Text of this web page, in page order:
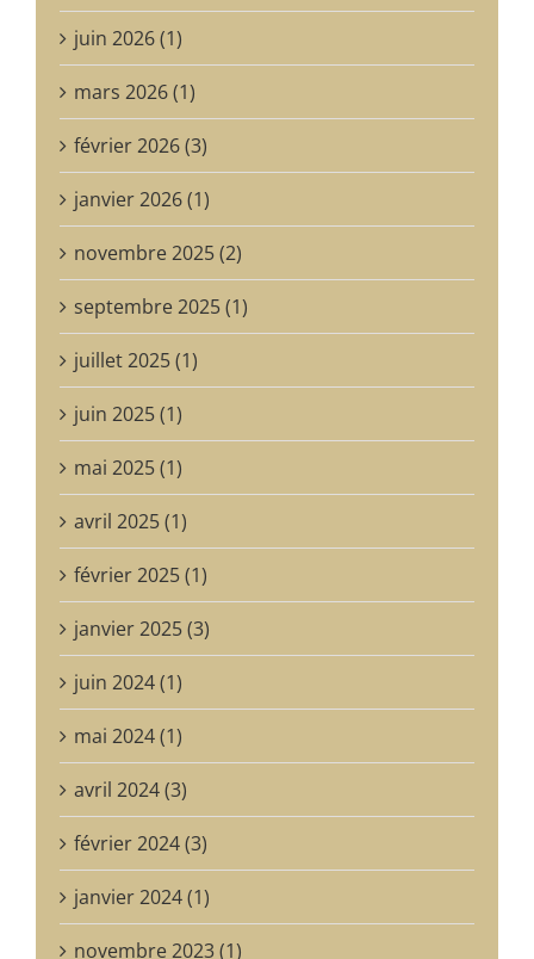
juin 2026 (1)
mars 2026 (1)
février 2026 (3)
janvier 2026 (1)
novembre 2025 (2)
septembre 2025 (1)
juillet 2025 (1)
juin 2025 (1)
mai 2025 (1)
avril 2025 (1)
février 2025 (1)
janvier 2025 (3)
juin 2024 (1)
mai 2024 (1)
avril 2024 (3)
février 2024 (3)
janvier 2024 (1)
novembre 2023 (1)